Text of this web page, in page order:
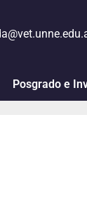
Posgrado e